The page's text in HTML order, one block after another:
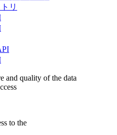
リ
and quality of the data
to the